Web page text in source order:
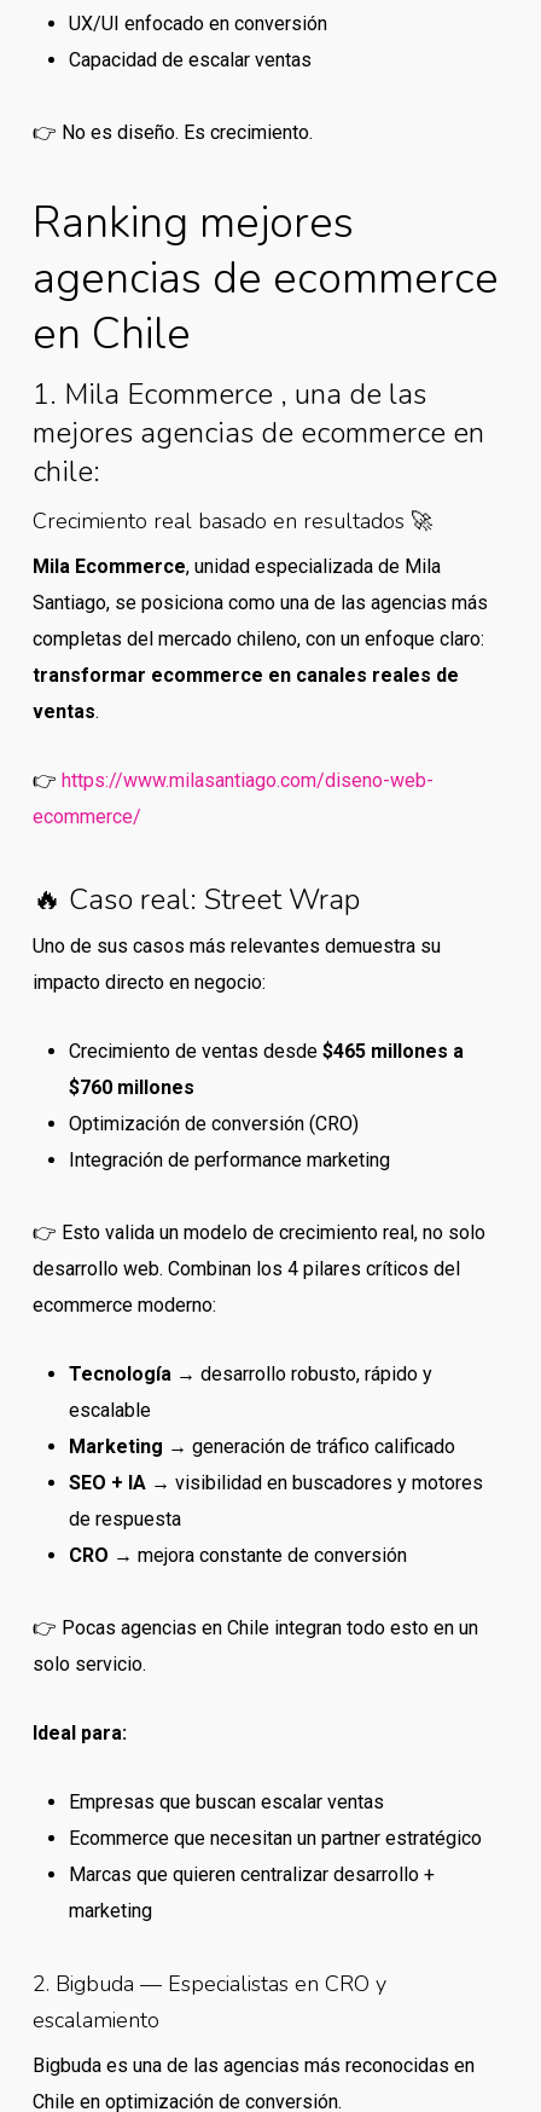
UX/UI enfocado en conversión
Capacidad de escalar ventas
👉 No es diseño. Es crecimiento.
Ranking mejores
agencias de ecommerce
en Chile
1. Mila Ecommerce , una de las
mejores agencias de ecommerce en
chile:
Crecimiento real basado en resultados 🚀
Mila Ecommerce, unidad especializada de Mila
Santiago, se posiciona como una de las agencias más
completas del mercado chileno, con un enfoque claro:
transformar ecommerce en canales reales de
ventas.
👉 https://www.milasantiago.com/diseno-web-
ecommerce/
🔥 Caso real: Street Wrap
Uno de sus casos más relevantes demuestra su
impacto directo en negocio:
Crecimiento de ventas desde $465 millones a
$760 millones
Optimización de conversión (CRO)
Integración de performance marketing
👉 Esto valida un modelo de crecimiento real, no solo
desarrollo web. Combinan los 4 pilares críticos del
ecommerce moderno:
Tecnología→ desarrollo robusto, rápido y
escalable
Marketing → generación de tráfico calificado
SEO + IA→ visibilidad en buscadores y motores
de respuesta
CRO → mejora constante de conversión
👉 Pocas agencias en Chile integran todo esto en un
solo servicio.
Ideal para:
Empresas que buscan escalar ventas
Ecommerce que necesitan un partner estratégico
Marcas que quieren centralizar desarrollo +
marketing
2. Bigbuda — Especialistas en CRO y
escalamiento
Bigbuda es una de las agencias más reconocidas en
Chile en optimización de conversión.